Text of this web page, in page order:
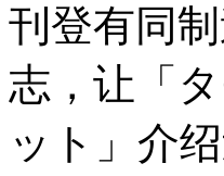
刊登有同
志，让「
ット」介